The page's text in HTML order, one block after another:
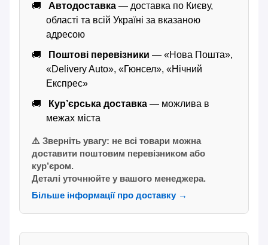
Автодоставка — доставка по Києву,
області та всій Україні за вказаною
адресою
Поштові перевізники — «Нова Пошта»,
«Delivery Auto», «Гюнсел», «Нічний
Експрес»
Кур’єрська доставка — можлива в
межах міста
⚠️ Зверніть увагу: не всі товари можна
доставити поштовим перевізником або
кур’єром.
Деталі уточнюйте у вашого менеджера.
Більше інформації про доставку →